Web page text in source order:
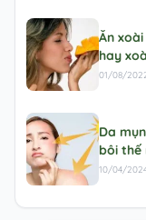
Ăn
hay
01/08/
Da
bôi thế
10/04/